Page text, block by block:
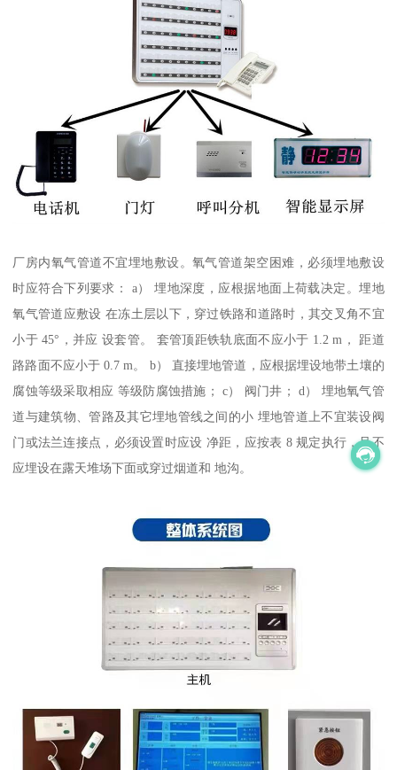
厂房内氧气管道不宜埋地敷设。氧气管道架空困难，必须埋地敷设
时应符合下列要求： a） 埋地深度，应根据地面上荷载决定。埋地
氧气管道应敷设 在冻土层以下，穿过铁路和道路时，其交叉角不宜
小于 45°，并应 设套管。 套管顶距铁轨底面不应小于 1.2 m， 距道
路路面不应小于 0.7 m。 b） 直接埋地管道，应根据埋设地带土壤的
腐蚀等级采取相应 等级防腐蚀措施； c） 阀门井； d） 埋地氧气管
道与建筑物、管路及其它埋地管线之间的小 埋地管道上不宜装设阀
门或法兰连接点，必须设置时应设 净距，应按表 8 规定执行，且不
应埋设在露天堆场下面或穿过烟道和 地沟。